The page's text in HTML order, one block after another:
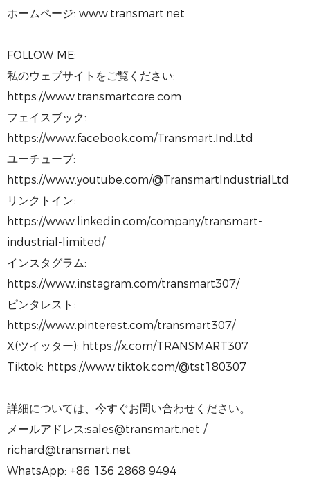
ホームページ: www.transmart.net
FOLLOW ME:
私のウェブサイトをご覧ください:
https://www.transmartcore.com
フェイスブック:
https://www.facebook.com/Transmart.Ind.Ltd
ユーチューブ:
https://www.youtube.com/@TransmartIndustrialLtd
リンクトイン:
https://www.linkedin.com/company/transmart-
industrial-limited/
インスタグラム:
https://www.instagram.com/transmart307/
ピンタレスト:
https://www.pinterest.com/transmart307/
X(ツイッター): https://x.com/TRANSMART307
Tiktok: https://www.tiktok.com/@tst180307
詳細については、今すぐお問い合わせください。
メールアドレス:sales@transmart.net /
richard@transmart.net
WhatsApp: +86 136 2868 9494